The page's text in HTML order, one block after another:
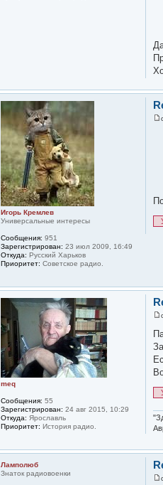
Игорь Кремлев
Универсальные интересы
Сообщения: 951
Зарегистрирован: 23 июл 2009, 16:49
Откуда: Русский Харьков
Приоритет: Советское радио.
meq
Сообщения: 55
Зарегистрирован: 24 авг 2015, 10:29
Откуда: Ярославль
Приоритет: История радио.
Ламполюб
Знаток радиовоенки